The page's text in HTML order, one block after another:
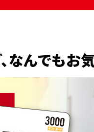
なんでもお